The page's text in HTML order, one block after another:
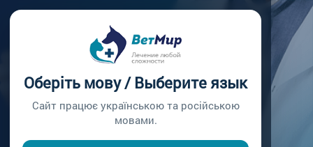
Оберіть мову / Выберите язык
Сайт працює українською та російською
мовами.
Вопросы врачу /
КЛЕЩ УКУСИЛ
СОБАКУ
Вопрос врачу №449